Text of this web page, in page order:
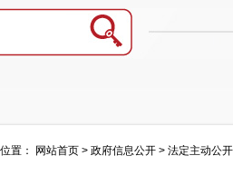
置： 网站首页 > 政府信息公开 > 法定主动公